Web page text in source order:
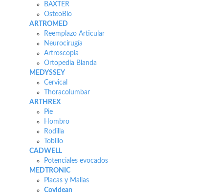
BAXTER
OsteoBio
ARTROMED
Reemplazo Articular
Neurocirugía
Artroscopia
Ortopedia Blanda
MEDYSSEY
Cervical
Thoracolumbar
ARTHREX
Pie
Hombro
Rodilla
Tobillo
CADWELL
Potenciales evocados
MEDTRONIC
Placas y Mallas
Covidean